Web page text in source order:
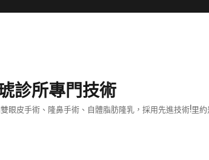
診所專門技術
眼皮手術、隆鼻手術、自體脂肪隆乳，採用先進技術!里